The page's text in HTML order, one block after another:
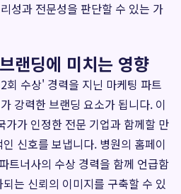
성과 전문성을 판단할 수 있는 가
랜딩에 미치는 영향
회 수상' 경력을 지닌 마케팅 파트
강력한 브랜딩 요소가 됩니다. 이
가 인정한 전문 기업과 함께할 만
신호를 보냅니다. 병원의 홈페이
트너사의 수상 경력을 함께 언급함
는 신뢰의 이미지를 구축할 수 있